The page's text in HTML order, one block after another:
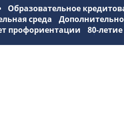
Образовательное
среда
профориентации 80-